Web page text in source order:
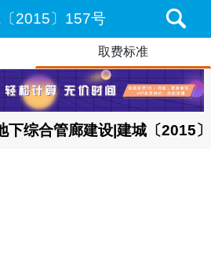
2015〕157号
取费标准
下综合管廊建设|建城〔2015